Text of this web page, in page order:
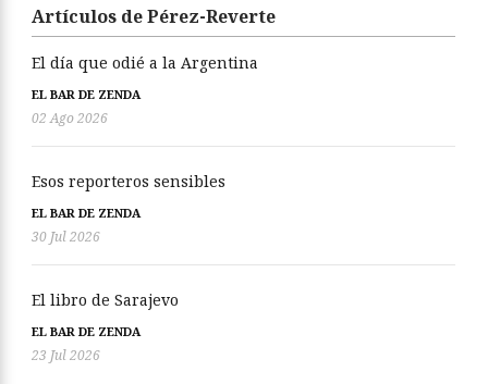
Artículos de Pérez-Reverte
El día que odié a la Argentina
EL BAR DE ZENDA
02 Ago 2026
Esos reporteros sensibles
EL BAR DE ZENDA
30 Jul 2026
El libro de Sarajevo
EL BAR DE ZENDA
23 Jul 2026